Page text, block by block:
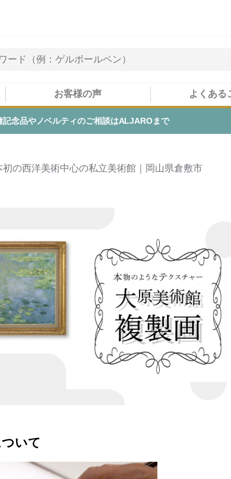
お客様の声 よくある
企業PRの販促品オリジナル商品までご予算に合わせ
の西洋美術中心の私立美術館｜岡山県倉敷市
いて